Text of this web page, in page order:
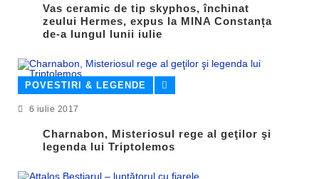
Vas ceramic de tip skyphos, închinat
zeului Hermes, expus la MINA Constanța
de-a lungul lunii iulie
POVESTIRI & LEGENDE
6 iulie 2017
Charnabon, Misteriosul rege al geţilor şi
legenda lui Triptolemos